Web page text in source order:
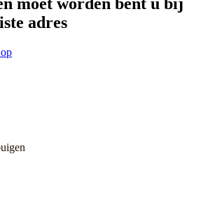
moet worden bent u bij
adres